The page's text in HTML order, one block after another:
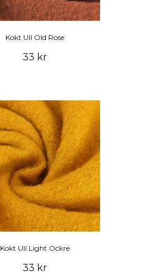
Kokt Ull Old Rose
33 kr
Kokt Ull Light Ockre
33 kr